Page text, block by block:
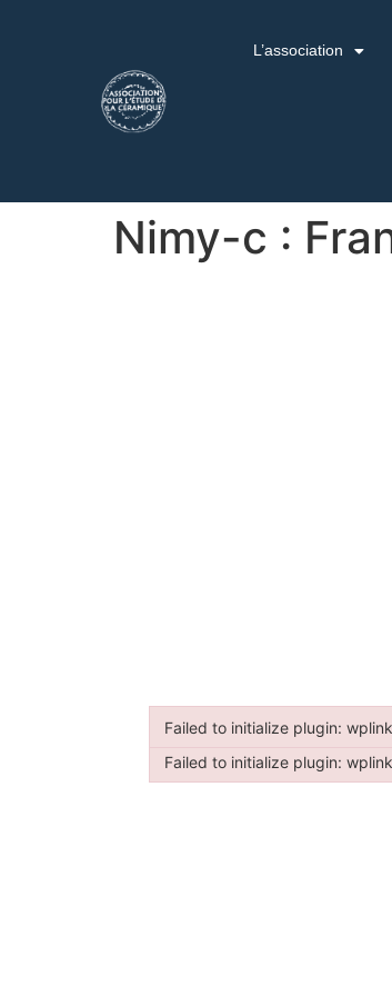
L’association
Nimy-c :
Failed to initialize plugin: wplink
Failed to initialize plugin: wplink
Failed to initialize plugin: wplink